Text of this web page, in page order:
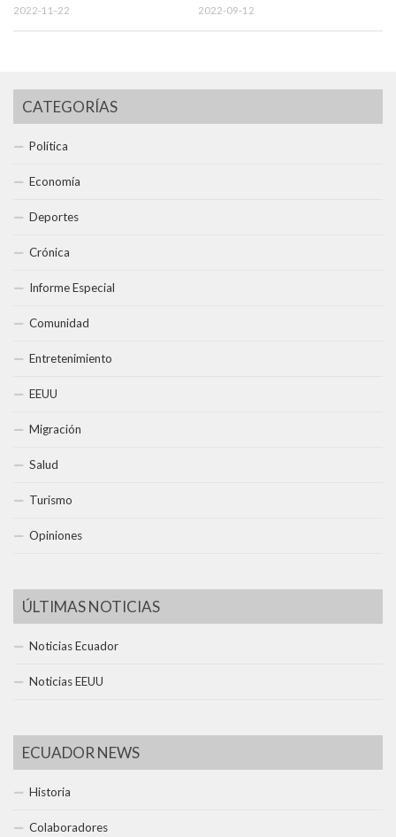
2022-11-22 2022-09-12
CATEGORÍAS
Política
Economía
Deportes
Crónica
Informe Especial
Comunidad
Entretenimiento
EEUU
Migración
Salud
Turismo
Opiniones
ÚLTIMAS NOTICIAS
Noticias Ecuador
Noticias EEUU
ECUADOR NEWS
Historia
Colaboradores